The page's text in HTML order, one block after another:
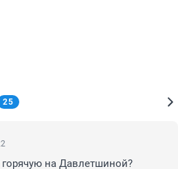
25
на Давлетшиной?